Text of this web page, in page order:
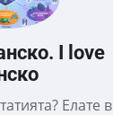
I love
Елате в